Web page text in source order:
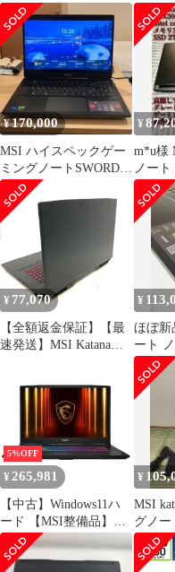
598JP SSD1024GB メモ
リ64GB Core i9
Windows 11 Pro 中古 中
古パソコン ノートパソ
コン ノート PC ゲーミ
ング
ノート
¥170,000
MSI ハイスペックゲー
ミングノートSWORD16
使用僅か極美品
¥
m*u様
ノート
3060 32
¥ 77,070
【全額返金保証】【最
速発送】MSI Katana
512GB RTX 3050Ti
Laptop GPU 94.1% 美品
動作確認済
¥
ほぼ新
ート
MSI 〖
引〗
5%OFF
¥ 265,981
【中古】Windows11ハ
ード 【MSI整備品】ゲ
ーミングノートPC
Katana 17 HX B14W (ブ
¥
MSI
グノー